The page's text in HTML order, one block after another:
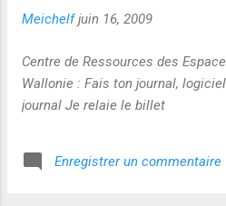
du jeu. Cette vision complète
les plus susceptibles d’influer
procédé est plus efficace et plus
Meichelf juin 16, 2009
Centre de Ressources des
Wallonie : Fais ton journal,
journal Je relaie le billet
Enregistrer un commentaire